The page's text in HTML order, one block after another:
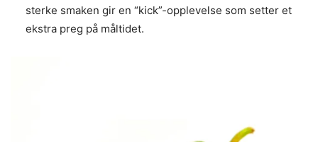
sterke smaken gir en “kick”-opplevelse som setter et
ekstra preg på måltidet.